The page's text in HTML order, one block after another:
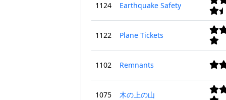
1124 Earthquake Safety
1122 Plane Tickets
1102 Remnants
1075 木の上の山